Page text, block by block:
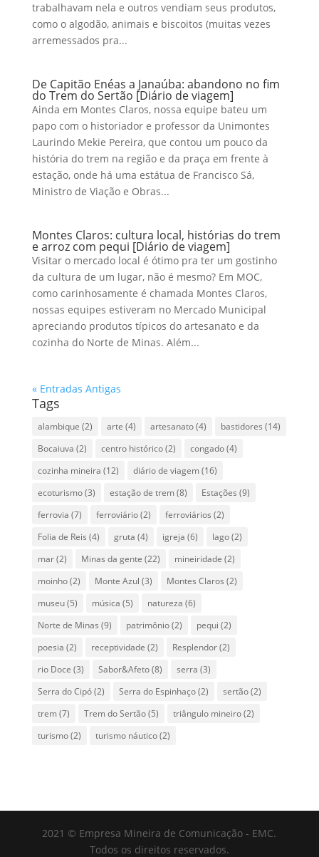
trabalhavam nela e outros vendiam seus produtos,
como o algodão, animais e biscoitos (muitas vezes
arremessados pra...
De Capitão Enéas a Janaúba: abandono no fim
do Trem do Sertão [Diário de viagem]
Ainda em Montes Claros, nossa equipe bateu um
papo com o historiador e professor da Unimontes
Laurindo Mekie Pereira, que contou um pouco da
história do trem na região e da praça em frente à
estação, onde há uma estátua de Francisco Sá,
Ministro de Viação e Obras...
Montes Claros: cultura local, histórias do trem
e arroz com pequi [Diário de viagem]
Visitar o mercado local é ótimo pra ter um gostinho
da cultura de um lugar, não é mesmo? Em MOC,
como carinhosamente é chamada Montes Claros,
nossas equipes estiveram no Mercado Municipal
apreciando produtos típicos do artesanato e da
cozinha do Norte de Minas. Além...
« Entradas Antigas
Tags
alambique (2) arte (4) artesanato(4) bastidores (14)
Bocaiuva (2) centro histórico(2) congado(4)
cozinha mineira (12) diário de viagem(16)
ecoturismo(3) estação de trem(8) Estações (9)
ferrovia (7) ferroviário(2) ferroviários (2)
Folia de Reis (4) gruta (4) igreja (6) lago(2)
mar(2) Minas da gente (22) mineiridade (2)
moinho(2) Monte Azul (3) Montes Claros (2)
museu(5) música (5) natureza (6)
Norte de Minas (9) patrimônio(2) pequi (2)
poesia (2) receptividade (2) Resplendor(2)
rio Doce (3) Sabor&Afeto(8) serra (3)
Serra do Cipó(2) Serra do Espinhaço(2) sertão(2)
trem(7) Trem do Sertão(5) triângulo mineiro(2)
turismo(2) turismo náutico(2)
2021 © Empresa Mineira de Comunicação - EMC.
Todos os direitos reservados.